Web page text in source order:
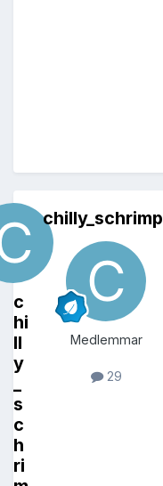
c
hi
ll
y
_
s
c
h
ri
chilly_schrimp
Medlemmar
29